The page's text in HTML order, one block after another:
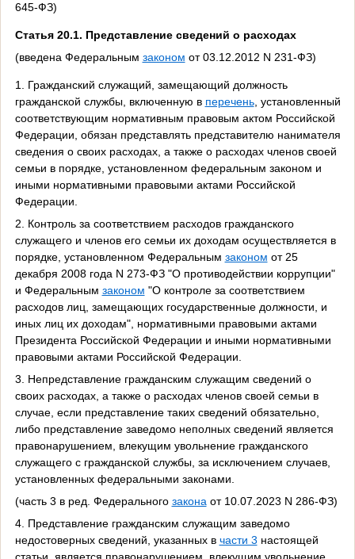
645-ФЗ)
Статья 20.1. Представление сведений о расходах
(введена Федеральным законом от 03.12.2012 N 231-ФЗ)
1. Гражданский служащий, замещающий должность
гражданской службы, включенную в перечень, установленный
соответствующим нормативным правовым актом Российской
Федерации, обязан представлять представителю нанимателя
сведения о своих расходах, а также о расходах членов своей
семьи в порядке, установленном федеральным законом и
иными нормативными правовыми актами Российской
Федерации.
2. Контроль за соответствием расходов гражданского
служащего и членов его семьи их доходам осуществляется в
порядке, установленном Федеральным законом от 25
декабря 2008 года N 273-ФЗ "О противодействии коррупции"
и Федеральным законом "О контроле за соответствием
расходов лиц, замещающих государственные должности, и
иных лиц их доходам", нормативными правовыми актами
Президента Российской Федерации и иными нормативными
правовыми актами Российской Федерации.
3. Непредставление гражданским служащим сведений о
своих расходах, а также о расходах членов своей семьи в
случае, если представление таких сведений обязательно,
либо представление заведомо неполных сведений является
правонарушением, влекущим увольнение гражданского
служащего с гражданской службы, за исключением случаев,
установленных федеральными законами.
(часть 3 в ред. Федерального законаот 10.07.2023 N 286-ФЗ)
4. Представление гражданским служащим заведомо
недостоверных сведений, указанных в части 3 настоящей